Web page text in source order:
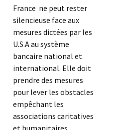
France ne peut rester
silencieuse face aux
mesures dictées par les
U.S.A au système
bancaire national et
international. Elle doit
prendre des mesures
pour lever les obstacles
empêchant les
associations caritatives
et humanitaires